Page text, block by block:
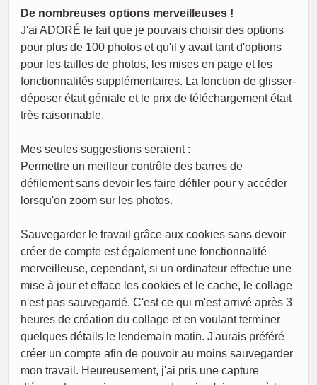
De nombreuses options merveilleuses !
J'ai ADORÉ le fait que je pouvais choisir des options
pour plus de 100 photos et qu'il y avait tant d'options
pour les tailles de photos, les mises en page et les
fonctionnalités supplémentaires. La fonction de glisser-
déposer était géniale et le prix de téléchargement était
très raisonnable.
Mes seules suggestions seraient :
Permettre un meilleur contrôle des barres de
défilement sans devoir les faire défiler pour y accéder
lorsqu'on zoom sur les photos.
Sauvegarder le travail grâce aux cookies sans devoir
créer de compte est également une fonctionnalité
merveilleuse, cependant, si un ordinateur effectue une
mise à jour et efface les cookies et le cache, le collage
n'est pas sauvegardé. C'est ce qui m'est arrivé après 3
heures de création du collage et en voulant terminer
quelques détails le lendemain matin. J'aurais préféré
créer un compte afin de pouvoir au moins sauvegarder
mon travail. Heureusement, j'ai pris une capture